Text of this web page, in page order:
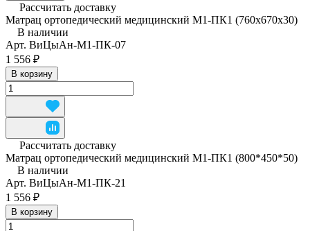
Рассчитать доставку
Матрац ортопедический медицинский М1-ПК1 (760x670x30)
В наличии
Арт. ВиЦыАн-М1-ПК-07
1 556 ₽
В корзину
Рассчитать доставку
Матрац ортопедический медицинский М1-ПК1 (800*450*50)
В наличии
Арт. ВиЦыАн-М1-ПК-21
1 556 ₽
В корзину